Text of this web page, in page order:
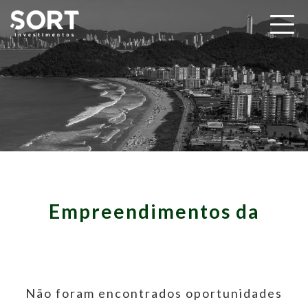
Empreendimentos da
Não foram encontrados oportunidades